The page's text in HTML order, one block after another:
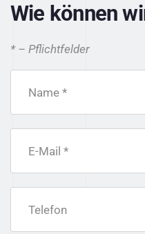
Wie können
* – Pflichtfelder
Name *
E-Mail *
Telefon